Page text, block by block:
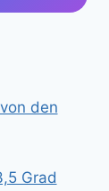
den
Grad